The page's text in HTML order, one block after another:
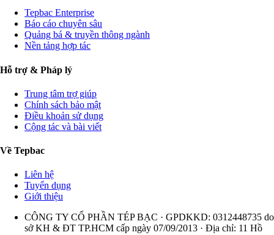
Tepbac Enterprise
Báo cáo chuyên sâu
Quảng bá & truyền thông ngành
Nền tảng hợp tác
Hỗ trợ & Pháp lý
Trung tâm trợ giúp
Chính sách bảo mật
Điều khoản sử dụng
Cộng tác và bài viết
Về Tepbac
Liên hệ
Tuyển dụng
Giới thiệu
CÔNG TY CỔ PHẦN TÉP BẠC · GPDKKD: 0312448735 do
sở KH & ĐT TP.HCM cấp ngày 07/09/2013 · Địa chỉ: 11 Hồ